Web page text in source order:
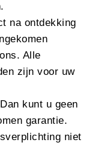
na ontdekking
Alle
zijn voor uw
kunt u geen
garantie.
niet